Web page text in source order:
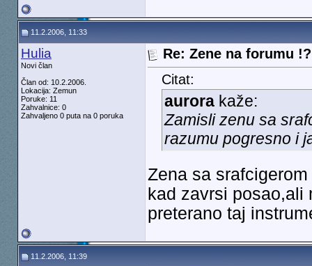
11.2.2006, 11:33
Hulia
Novi član
Član od: 10.2.2006.
Lokacija: Zemun
Poruke: 11
Zahvalnice: 0
Zahvaljeno 0 puta na 0 poruka
Re: Zene na forumu
Citat:
aurorakaže:
Zamisli zenu sa
razumu pogresno i
Zena sa
kad zavrsi posao,ali
preterano taj
11.2.2006, 11:39